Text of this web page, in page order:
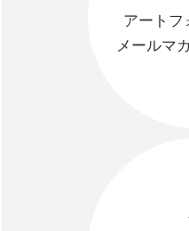
アートフ
メールマ